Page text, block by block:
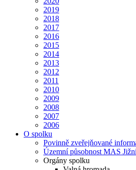
2019
2018
2017
2016
2015
2014
2013
2012
2011
2010
2009
2008
2007
2006
O spolku
Povinně zveřejňované
Územní působnost MAS
Orgány spolku